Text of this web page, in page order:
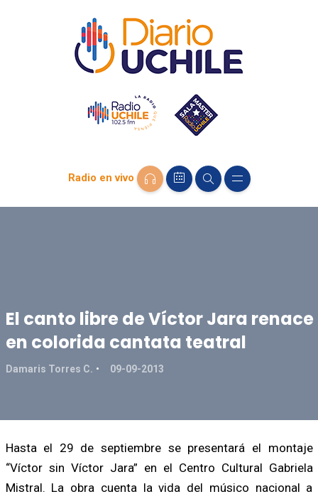
Radio en vivo
El canto libre de Víctor Jara renace
en colorida cantata teatral
Damaris Torres C. 09-09-2013
Hasta el 29 de septiembre se presentará el montaje
“Víctor sin Víctor Jara” en el Centro Cultural Gabriela
Mistral. La obra cuenta la vida del músico nacional a